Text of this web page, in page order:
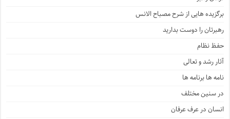
برگزیده هایی از شرح مصباح الانس
رهبرتان را دوست بدارید
حفظ نظام
آثار رشد و تعالی
نامه ها برنامه ها
در سنین مختلف
انسان در عرف عرفان